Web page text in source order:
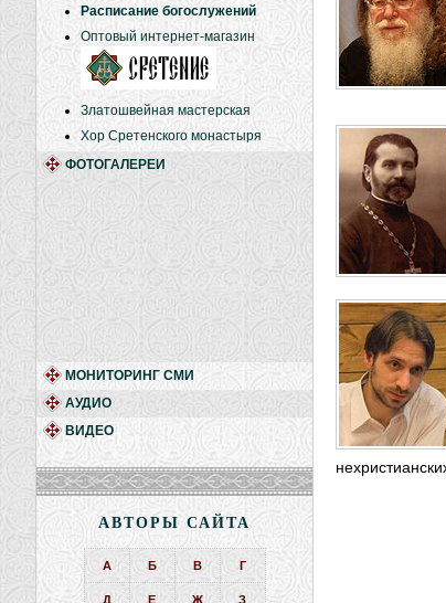
Расписание богослужений
Оптовый интернет-магазин
Златошвейная мастерская
Хор Сретенского монастыря
ФОТОГАЛЕРЕИ
МОНИТОРИНГ СМИ
АУДИО
ВИДЕО
АВТОРЫ САЙТА
А Б В Г
Д Е Ж З